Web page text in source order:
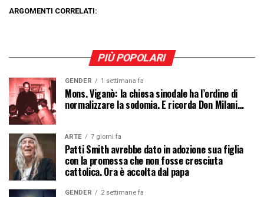
ARGOMENTI CORRELATI:
PIÙ POPOLARI
GENDER 1 settimana fa
Mons. Viganò: la chiesa sinodale ha l’ordine di
normalizzare la sodomia. E ricorda Don Milani…
ARTE 7 giorni fa
Patti Smith avrebbe dato in adozione sua figlia
con la promessa che non fosse cresciuta
cattolica. Ora è accolta dal papa
GENDER 2 settimane fa